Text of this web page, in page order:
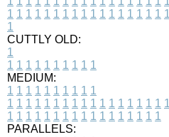
1 1 1 1 1 1 1 1 1 1 1 1 1 1 1 1 1 1
1
CUTTLY OLD:
1
1 1 1 1 1 1 1 1 1 1
MEDIUM:
1 1 1 1 1 1 1 1 1 1
1 1 1 1 1 1 1 1 1 1 1 1 1 1 1 1 1 1
1 1 1 1 1 1 1 1 1 1 1 1 1 1 1 1 1
PARALLELS: